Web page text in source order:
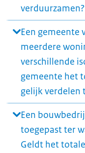
verduurzamen?
Een gemeente
meerdere
verschillende
gemeente het
gelijk verdelen
Een
toegepast ter
Geldt het